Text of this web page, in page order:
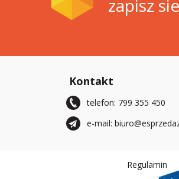
zapisz
Kontakt
telefon: 799 355 450
e-mail:
Regulamin